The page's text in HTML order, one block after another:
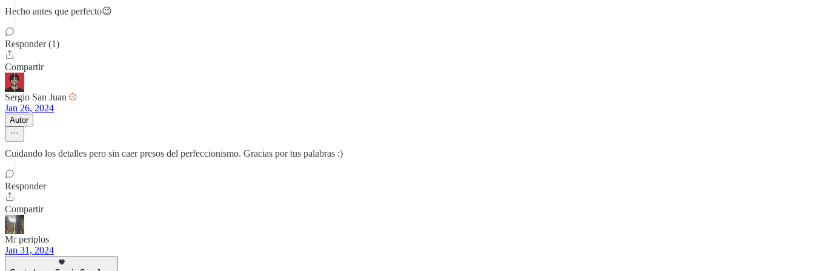
Hecho antes que perfecto😉
Responder (1)
Compartir
Sergio San Juan
Jan 26, 2024
Autor
Cuidando los detalles pero sin caer presos del perfeccionismo. Gracias por tus palabras :)
Responder
Compartir
Mr periplos
Jan 31, 2024